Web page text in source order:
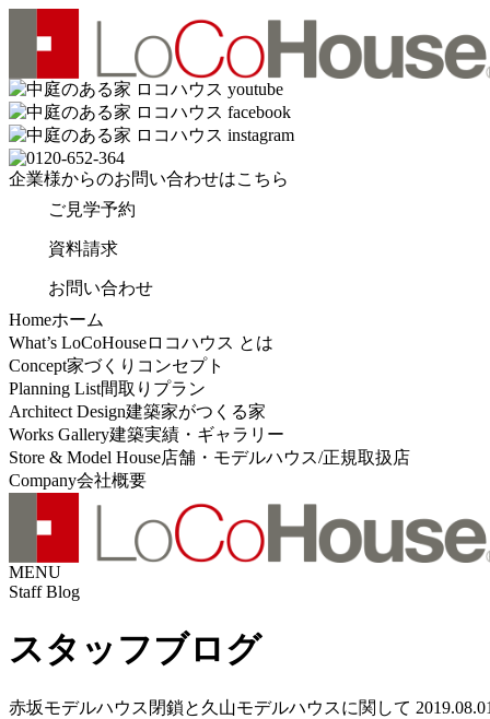
企業様からのお問い合わせはこちら
ご見学予約
資料請求
お問い合わせ
Homeホーム
What’s LoCoHouseロコハウス とは
Concept家づくりコンセプト
Planning List間取りプラン
Architect Design建築家がつくる家
Works Gallery建築実績・ギャラリー
Store & Model House店舗・モデルハウス/正規取扱店
Company会社概要
MENU
Staff Blog
スタッフブログ
赤坂モデルハウス閉鎖と久山モデルハウスに関して